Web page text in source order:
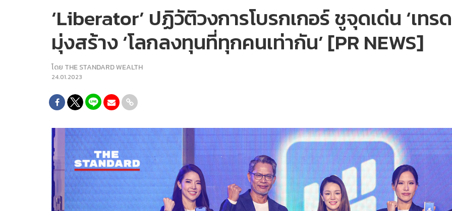
‘Liberator’ ปฏิวัติวงการโบรกเกอร์ ชูจุดเด่น ‘เท
มุ่งสร้าง ‘โลกลงทุนที่ทุกคนเท่ากัน’ [PR NEWS]
โดย THE STANDARD WEALTH
24.01.2023